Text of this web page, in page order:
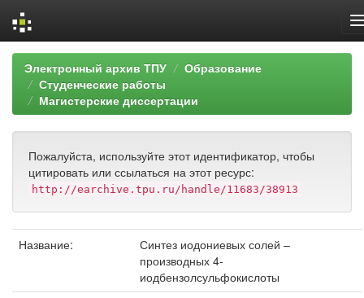
Skip
navigation
Электронный архив ТПУ
Образование
Студенческие работы
Магистерские диссертации
Пожалуйста, используйте этот идентификатор, чтобы
цитировать или ссылаться на этот ресурс:
http://earchive.tpu.ru/handle/11683/38913
Название:
Синтез иодониевых солей –
производных 4-
иодбензолсульфокислоты